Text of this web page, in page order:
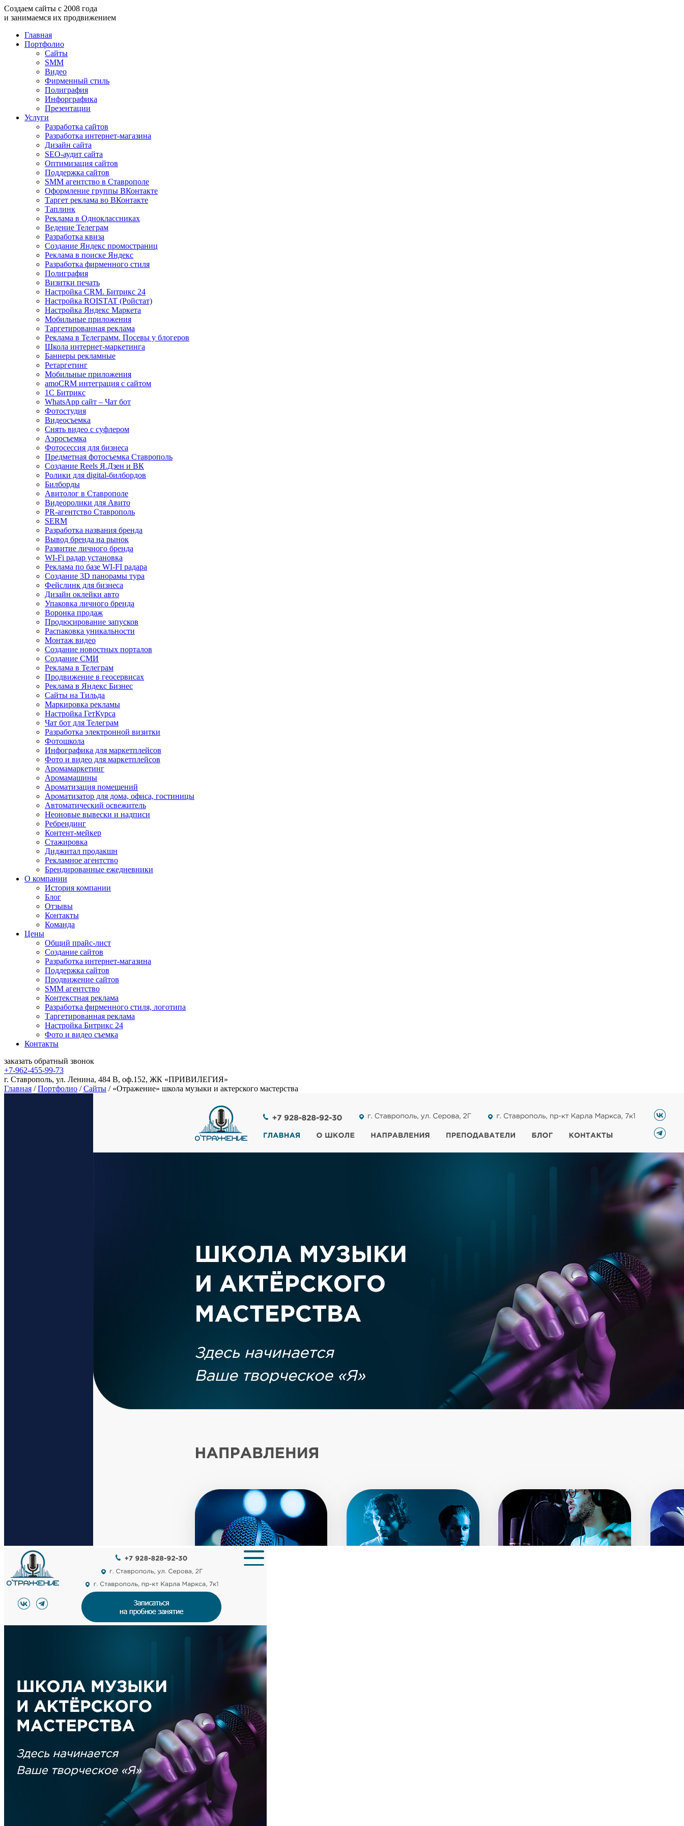
Создаем сайты с 2008 года
и занимаемся их продвижением
Главная
Портфолио
Сайты
SMM
Видео
Фирменный стиль
Полиграфия
Инфорграфика
Презентации
Услуги
Разработка сайтов
Разработка интернет-магазина
Дизайн сайта
SEO-аудит сайта
Оптимизация сайтов
Поддержка сайтов
SMM агентство в Ставрополе
Оформление группы ВКонтакте
Таргет реклама во ВКонтакте
Таплинк
Реклама в Одноклассниках
Ведение Телеграм
Разработка квиза
Создание Яндекс промостраниц
Реклама в поиске Яндекс
Разработка фирменного стиля
Полиграфия
Визитки печать
Настройка CRM. Битрикс 24
Настройка ROISTAT (Ройстат)
Настройка Яндекс Маркета
Мобильные приложения
Таргетированная реклама
Реклама в Телеграмм. Посевы у блогеров
Школа интернет-маркетинга
Баннеры рекламные
Ретаргетинг
Мобильные приложения
amoCRM интеграция с сайтом
1С Битрикс
WhatsApp сайт – Чат бот
Фотостудия
Видеосъемка
Снять видео с суфлером
Аэросъемка
Фотосессия для бизнеса
Предметная фотосъемка Ставрополь
Создание Reels Я.Дзен и ВК
Ролики для digital-билбордов
Билборды
Авитолог в Ставрополе
Видеоролики для Авито
PR-агентство Ставрополь
SERM
Разработка названия бренда
Вывод бренда на рынок
Развитие личного бренда
WI-Fi радар установка
Реклама по базе WI-FI радара
Создание 3D панорамы тура
Фейслинк для бизнеса
Дизайн оклейки авто
Упаковка личного бренда
Воронка продаж
Продюсирование запусков
Распаковка уникальности
Монтаж видео
Создание новостных порталов
Cоздание СМИ
Реклама в Телеграм
Продвижение в геосервисах
Реклама в Яндекс Бизнес
Сайты на Тильда
Маркировка рекламы
Настройка ГетКурса
Чат бот для Телеграм
Разработка электронной визитки
Фотошкола
Инфографика для маркетплейсов
Фото и видео для маркетплейсов
Аромамаркетинг
Аромамашины
Ароматизация помещений
Ароматизатор для дома, офиса, гостиницы
Автоматический освежитель
Неоновые вывески и надписи
Ребрендинг
Контент-мейкер
Стажировка
Диджитал продакшн
Рекламное агентство
Брендированные ежедневники
О компании
История компании
Блог
Отзывы
Контакты
Команда
Цены
Общий прайс-лист
Создание сайтов
Разработка интернет-магазина
Поддержка сайтов
Продвижение сайтов
SMM агентство
Контекстная реклама
Разработка фирменного стиля, логотипа
Таргетированная реклама
Настройка Битрикс 24
Фото и видео съемка
Контакты
заказать обратный звонок
+7-962-455-99-73
г. Ставрополь, ул. Ленина, 484 В, оф.152, ЖК «ПРИВИЛЕГИЯ»
Главная / Портфолио / Сайты / «Отражение» школа музыки и актерского мастерства